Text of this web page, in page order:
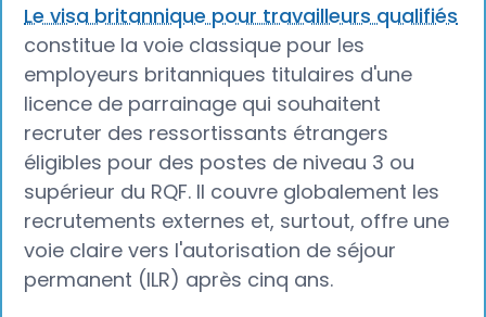
Le visa britannique pour travailleurs qualifiés
constitue la voie classique pour les
employeurs britanniques titulaires d'une
licence de parrainage qui souhaitent
recruter des ressortissants étrangers
éligibles pour des postes de niveau 3 ou
supérieur du RQF. Il couvre globalement les
recrutements externes et, surtout, offre une
voie claire vers l'autorisation de séjour
permanent (ILR) après cinq ans.